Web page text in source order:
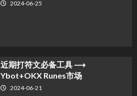
2024-06-25
近期打符文必备工具 ⟶
Ybot+OKX Runes市场
2024-06-21